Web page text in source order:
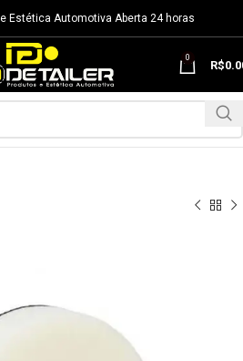
Estética Automotiva Aberta 24 horas
0
R$